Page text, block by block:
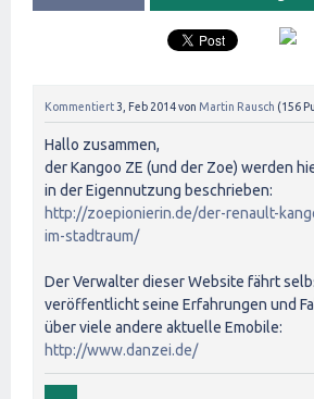
Kommentiert 3, Feb 2014von Martin Rausch (156
Hallo zusammen,
der Kangoo ZE (und der Zoe) werden
in der Eigennutzung beschrieben:
http://zoepionierin.de/der-renault-
im-stadtraum/
Der Verwalter dieser Website fährt
veröffentlicht seine Erfahrungen und
über viele andere aktuelle Emobile:
http://www.danzei.de/